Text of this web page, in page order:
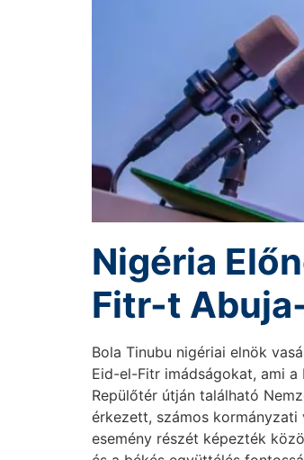
Nigéria
Fitr-t
Bola Tinubu nigériai elnök
Eid-el-Fitr imádságokat, ami a
Repülőtér útján található
érkezett, számos
esemény részét képezték